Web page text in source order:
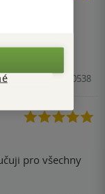
2010, 9788074320538
pro všechny